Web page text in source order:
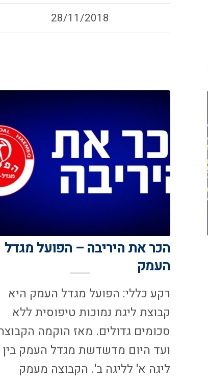
28/11/2018
הכר את היריבה – הפועל מגדל
העמק
רקע כללי: הפועל מגדל העמק היא
קבוצת ליגת נמוכות טיפוסית ללא
סכומים גדולים. מאז הוקמה
ועד היום מדשדשת מגדל העמק בין
ליגה א' לליגה ב'. הקבוצה מעמק